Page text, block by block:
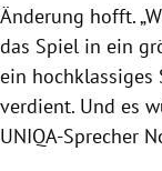
Änderung hofft.
das Spiel in ein
ein hochklassiges
verdient. Und es
UNIQA-Sprecher